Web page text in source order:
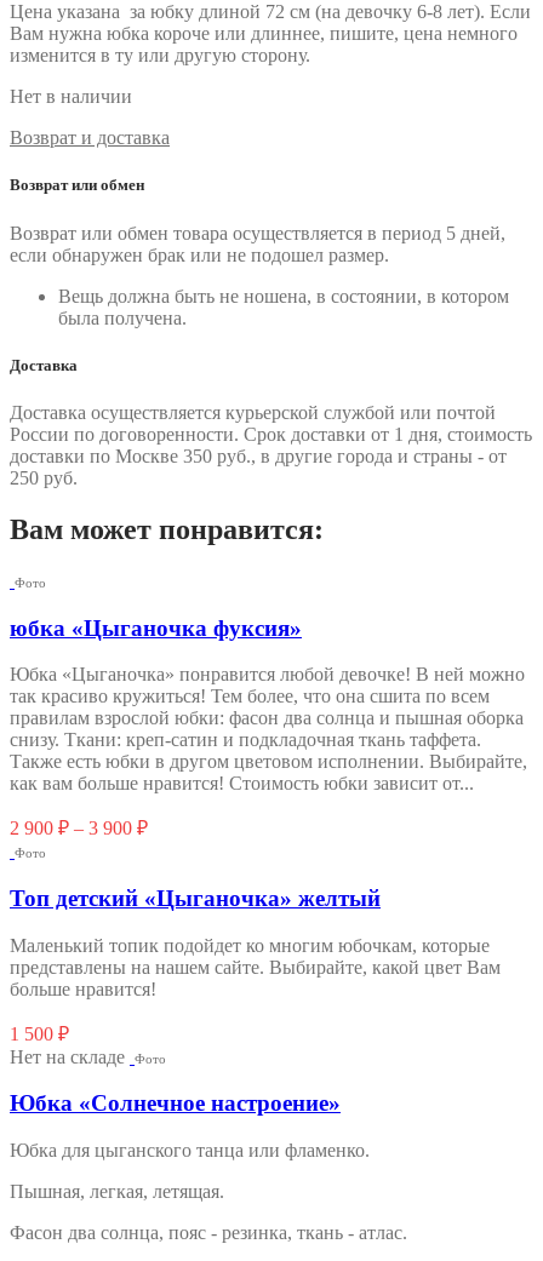
Цена указана за юбку длиной 72 см (на девочку 6-8 лет). Если
Вам нужна юбка короче или длиннее, пишите, цена немного
изменится в ту или другую сторону.
Нет в наличии
Возврат и доставка
Возврат или обмен
Возврат или обмен товара осуществляется в период 5 дней,
если обнаружен брак или не подошел размер.
Вещь должна быть не ношена, в состоянии, в котором
была получена.
Доставка
Доставка осуществляется курьерской службой или почтой
России по договоренности. Срок доставки от 1 дня, стоимость
доставки по Москве 350 руб., в другие города и страны - от
250 руб.
Вам может понравится:
Фото
юбка «Цыганочка фуксия»
Юбка «Цыганочка» понравится любой девочке! В ней можно
так красиво кружиться! Тем более, что она сшита по всем
правилам взрослой юбки: фасон два солнца и пышная оборка
снизу. Ткани: креп-сатин и подкладочная ткань таффета.
Также есть юбки в другом цветовом исполнении. Выбирайте,
как вам больше нравится! Стоимость юбки зависит от...
2 900 ₽ – 3 900 ₽Этот
несколько
вариаций.
можно
выбрать
на
Фото
Топ детский «Цыганочка» желтый
Маленький топик подойдет ко многим юбочкам, которые
представлены на нашем сайте. Выбирайте, какой цвет Вам
больше нравится!
1 500 ₽
Нет на складе
Фото
Юбка «Солнечное настроение»
Юбка для цыганского танца или фламенко.
Пышная, легкая, летящая.
Фасон два солнца, пояс - резинка, ткань - атлас.